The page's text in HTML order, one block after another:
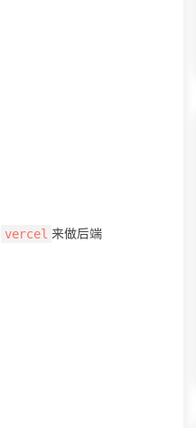
vercel 来做后端